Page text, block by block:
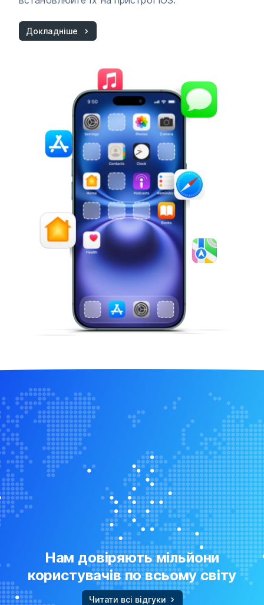
Докладніше
Нам довіряють мільйони
користувачів по всьому світу
Читати всі відгуки